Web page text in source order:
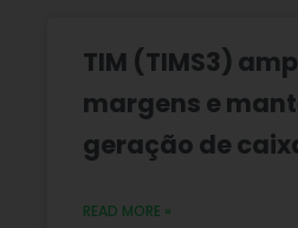
TIM (TIMS3)
margens e
geração de
READ MORE »